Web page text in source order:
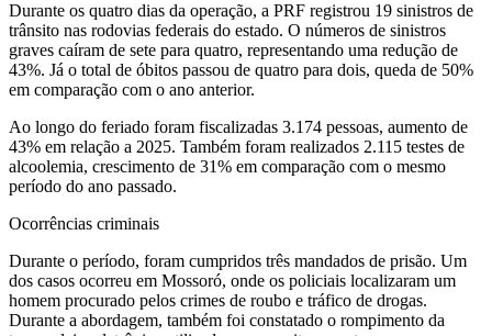
Durante os quatro dias da operação, a PRF registrou 19 sinistros de
trânsito nas rodovias federais do estado. O números de sinistros
graves caíram de sete para quatro, representando uma redução de
43%. Já o total de óbitos passou de quatro para dois, queda de 50%
em comparação com o ano anterior.
Ao longo do feriado foram fiscalizadas 3.174 pessoas, aumento de
43% em relação a 2025. Também foram realizados 2.115 testes de
alcoolemia, crescimento de 31% em comparação com o mesmo
período do ano passado.
Ocorrências criminais
Durante o período, foram cumpridos três mandados de prisão. Um
dos casos ocorreu em Mossoró, onde os policiais localizaram um
homem procurado pelos crimes de roubo e tráfico de drogas.
Durante a abordagem, também foi constatado o rompimento da